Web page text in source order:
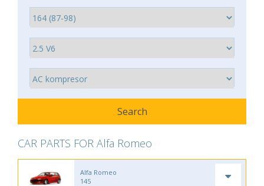
CAR PARTS FOR Alfa Romeo
Alfa Romeo
145